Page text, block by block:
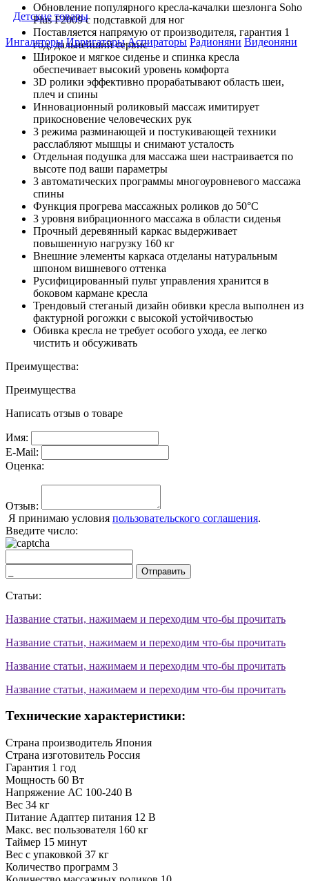
Детские товары
Ингаляторы Ирригаторы Аспираторы Радионяни Видеоняни
Обновление популярного кресла-качалки шезлонга Soho
Plus F2009 с подставкой для ног
Поставляется напрямую от производителя, гарантия 1
год, дальнейший сервис
Широкое и мягкое сиденье и спинка кресла
обеспечивает высокий уровень комфорта
3D ролики эффективно прорабатывают область шеи,
плеч и спины
Инновационный роликовый массаж имитирует
прикосновение человеческих рук
3 режима разминающей и постукивающей техники
расслабляют мышцы и снимают усталость
Отдельная подушка для массажа шеи настраивается по
высоте под ваши параметры
3 автоматических программы многоуровневого массажа
спины
Функция прогрева массажных роликов до 50°С
3 уровня вибрационного массажа в области сиденья
Прочный деревянный каркас выдерживает
повышенную нагрузку 160 кг
Внешние элементы каркаса отделаны натуральным
шпоном вишневого оттенка
Русифицированный пульт управления хранится в
боковом кармане кресла
Трендовый стеганый дизайн обивки кресла выполнен из
фактурной рогожки с высокой устойчивостью
Обивка кресла не требует особого ухода, ее легко
чистить и обсуживать
Преимущества:
Преимущества
Написать отзыв о товаре
Имя:
E-Mail:
Оценка:
Отзыв:
Я принимаю условия пользовательского соглашения.
Введите число:
Отправить
Статьи:
Название статьи, нажимаем и переходим что-бы прочитать
Название статьи, нажимаем и переходим что-бы прочитать
Название статьи, нажимаем и переходим что-бы прочитать
Название статьи, нажимаем и переходим что-бы прочитать
Технические характеристики:
Страна производитель Япония
Страна изготовитель Россия
Гарантия 1 год
Мощность 60 Вт
Напряжение АС 100-240 В
Вес 34 кг
Питание Адаптер питания 12 В
Макс. вес пользователя 160 кг
Таймер 15 минут
Вес с упаковкой 37 кг
Количество программ 3